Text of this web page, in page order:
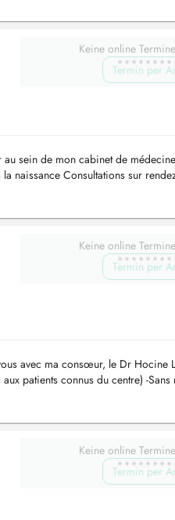
Keine online
Termin per
sein de mon cabinet de
naissance Consultations sur
Keine online
Termin per
avec ma consœur, le Dr Hocine
patients connus du centre) -
Keine online
Termin per